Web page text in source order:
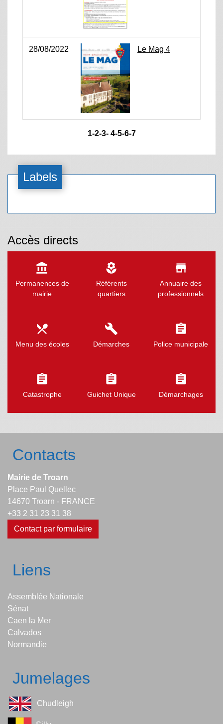
28/08/2022 Le Mag 4
1-2-3- 4-5-6-7
Labels
Accès directs
account_balance
Permanences de
mairie
local_florist
Référents
quartiers
store
Annuaire des
professionnels
local_dining
Menu des écoles
build
Démarches
assignment
Police municipale
assignment
Catastrophe
assignment
Guichet Unique
assignment
Démarchages
Contacts
Mairie de Troarn
Place Paul Quellec
14670 Troarn - FRANCE
+33 2 31 23 31 38
Contact par formulaire
Liens
Assemblée Nationale
Sénat
Caen la Mer
Calvados
Normandie
Jumelages
Chudleigh